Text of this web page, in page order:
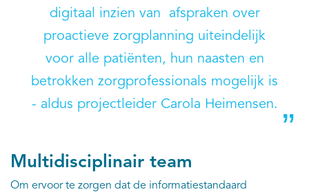
digitaal inzien van afspraken over
proactieve zorgplanning uiteindelijk
voor alle patiënten, hun naasten en
betrokken zorgprofessionals mogelijk is
- aldus projectleider Carola Heimensen.
Multidisciplinair team
Om ervoor te zorgen dat de informatiestandaard